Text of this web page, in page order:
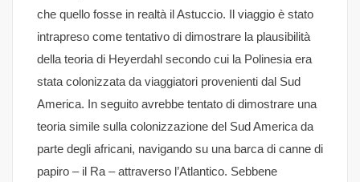
che quello fosse in realtà il Astuccio. Il viaggio è stato
intrapreso come tentativo di dimostrare la plausibilità
della teoria di Heyerdahl secondo cui la Polinesia era
stata colonizzata da viaggiatori provenienti dal Sud
America. In seguito avrebbe tentato di dimostrare una
teoria simile sulla colonizzazione del Sud America da
parte degli africani, navigando su una barca di canne di
papiro – il Ra – attraverso l’Atlantico. Sebbene